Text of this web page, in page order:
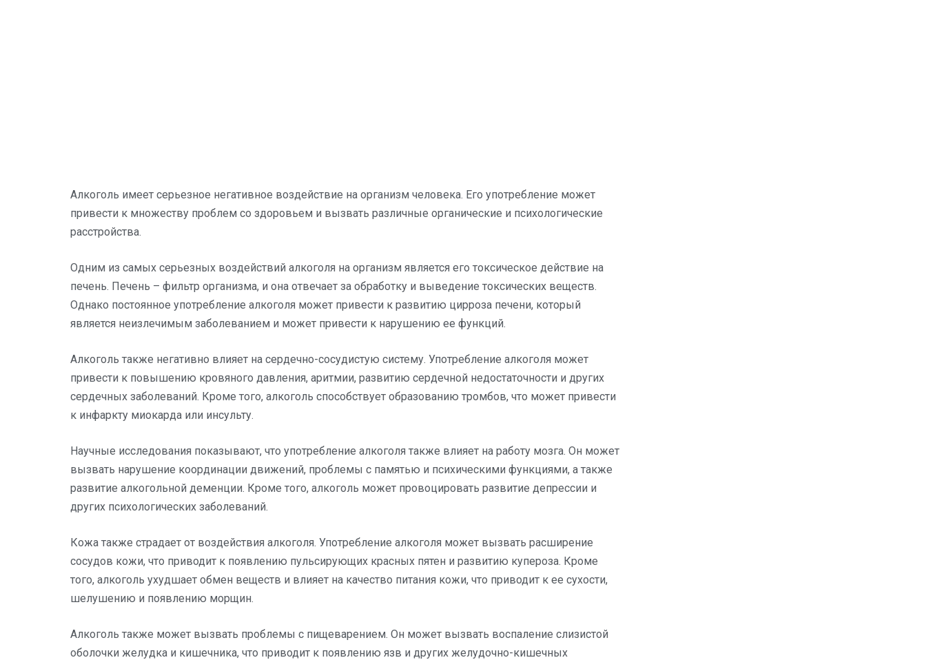
Алкоголь имеет серьезное негативное воздействие на организм человека. Его употребление может
привести к множеству проблем со здоровьем и вызвать различные органические и психологические
расстройства.
Одним из самых серьезных воздействий алкоголя на организм является его токсическое действие на
печень. Печень – фильтр организма, и она отвечает за обработку и выведение токсических веществ.
Однако постоянное употребление алкоголя может привести к развитию цирроза печени, который
является неизлечимым заболеванием и может привести к нарушению ее функций.
Алкоголь также негативно влияет на сердечно-сосудистую систему. Употребление алкоголя может
привести к повышению кровяного давления, аритмии, развитию сердечной недостаточности и других
сердечных заболеваний. Кроме того, алкоголь способствует образованию тромбов, что может привести
к инфаркту миокарда или инсульту.
Научные исследования показывают, что употребление алкоголя также влияет на работу мозга. Он может
вызвать нарушение координации движений, проблемы с памятью и психическими функциями, а также
развитие алкогольной деменции. Кроме того, алкоголь может провоцировать развитие депрессии и
других психологических заболеваний.
Кожа также страдает от воздействия алкоголя. Употребление алкоголя может вызвать расширение
сосудов кожи, что приводит к появлению пульсирующих красных пятен и развитию купероза. Кроме
того, алкоголь ухудшает обмен веществ и влияет на качество питания кожи, что приводит к ее сухости,
шелушению и появлению морщин.
Алкоголь также может вызвать проблемы с пищеварением. Он может вызвать воспаление слизистой
оболочки желудка и кишечника, что приводит к появлению язв и других желудочно-кишечных